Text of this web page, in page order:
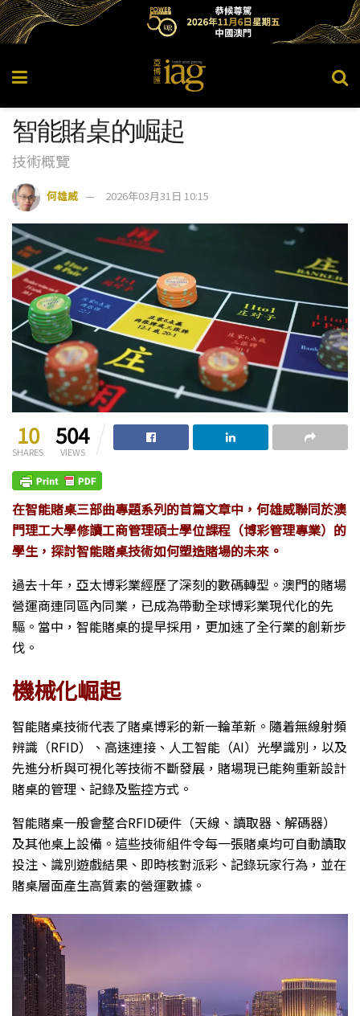
智能賭桌的崛起
技術概覽
何雄威 2026年03月31日 10:15
10
SHARES
504
VIEWS
在智能賭桌三部曲專題系列的首篇文章中，何雄威聯同於澳
門理工大學修讀工商管理碩士學位課程（博彩管理專業）的
學生，探討智能賭桌技術如何塑造賭場的未來。
過去十年，亞太博彩業經歷了深刻的數碼轉型。澳門的賭場
營運商連同區內同業，已成為帶動全球博彩業現代化的先
驅。當中，智能賭桌的提早採用，更加速了全行業的創新步
伐。
機械化崛起
智能賭桌技術代表了賭桌博彩的新一輪革新。隨着無線射頻
辨識（RFID）、高速連接、人工智能（AI）光學識別，以及
先進分析與可視化等技術不斷發展，賭場現已能夠重新設計
賭桌的管理、記錄及監控方式。
智能賭桌一般會整合RFID硬件（天線、讀取器、解碼器）
及其他桌上設備。這些技術組件令每一張賭桌均可自動讀取
投注、識別遊戲結果、即時核對派彩、記錄玩家行為，並在
賭桌層面產生高質素的營運數據。